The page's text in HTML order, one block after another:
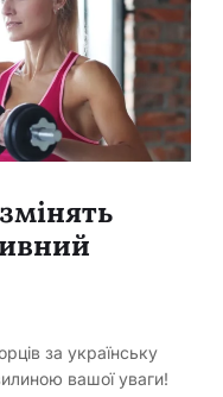
за українську
вашої уваги!